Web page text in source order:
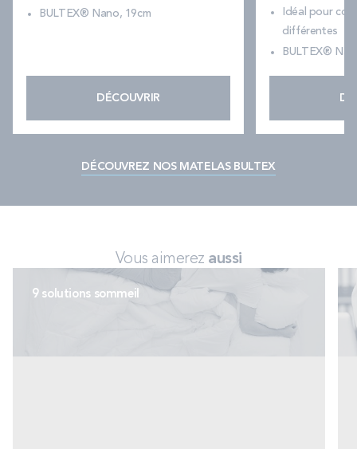
BULTEX® Nano, 19cm
DÉCOUVRIR
Idéal pour
différentes
BULTEX®
DÉCOUVREZ NOS MATELAS BULTEX
Vous aimerez aussi
9 solutions sommeil